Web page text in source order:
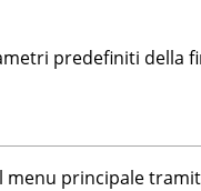
predefiniti della
menu principale